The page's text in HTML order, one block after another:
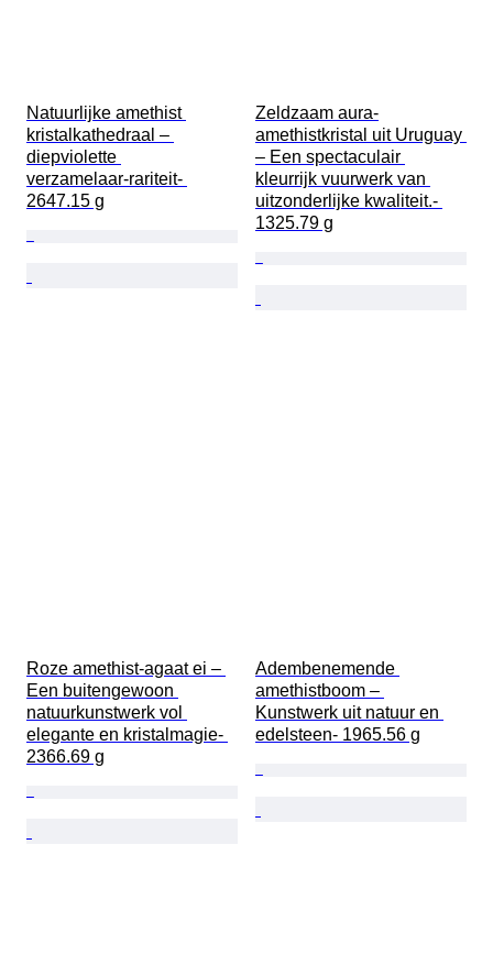
Natuurlijke amethist
kristalkathedraal –
diepviolette
verzamelaar‑rariteit-
2647.15 g
Zeldzaam aura-
amethistkristal uit Uruguay
– Een spectaculair
kleurrijk vuurwerk van
uitzonderlijke kwaliteit.-
1325.79 g
Roze amethist-agaat ei –
Een buitengewoon
natuurkunstwerk vol
elegante en kristalmagie-
2366.69 g
Adembenemende
amethistboom –
Kunstwerk uit natuur en
edelsteen- 1965.56 g